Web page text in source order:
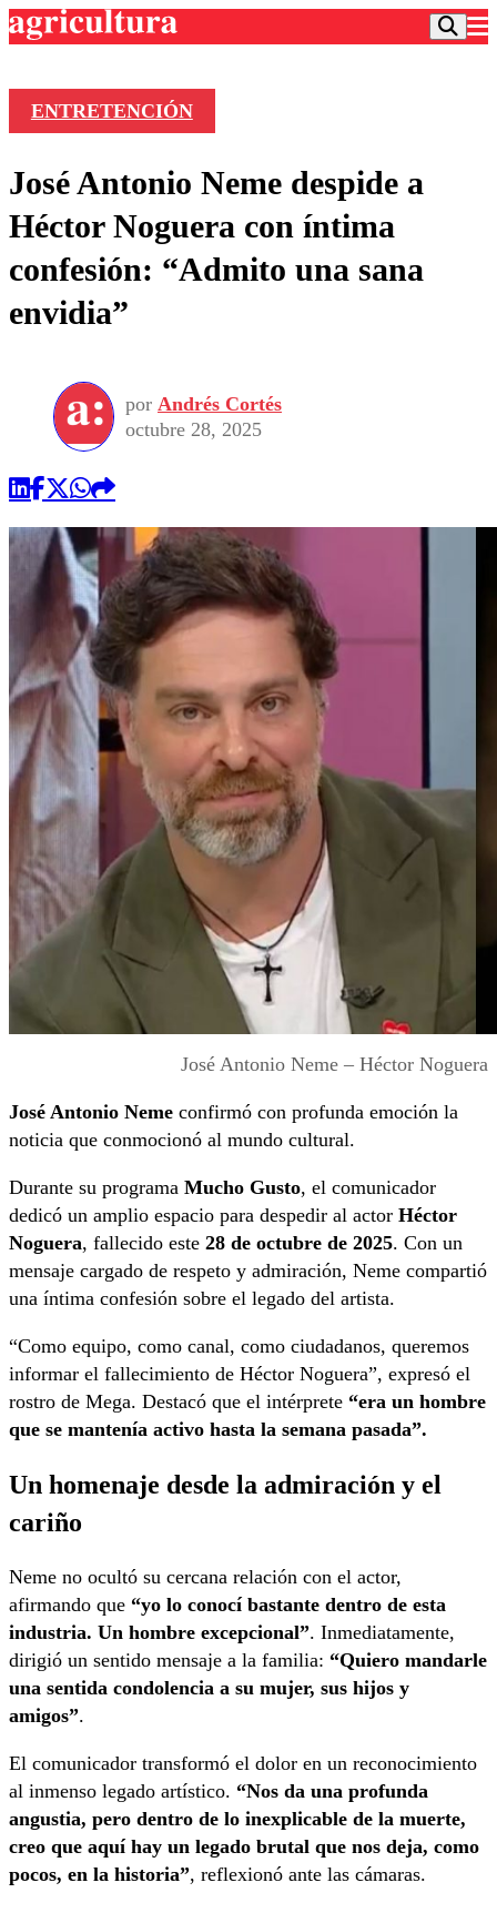
Frecuencias
Agricultura TV
Deportes
Colo Colo
Motor
Torneo Internacional
Torneo Nacional
Entretención
Noticias
Internacional
Nacional
Programas
Comercial
ENTRETENCIÓN
José Antonio Neme despide a
Héctor Noguera con íntima
confesión: “Admito una sana
envidia”
por Andrés Cortés
octubre 28, 2025
José Antonio Neme – Héctor Noguera
José Antonio Neme confirmó con profunda emoción la
noticia que conmocionó al mundo cultural.
Durante su programa Mucho Gusto, el comunicador
dedicó un amplio espacio para despedir al actor Héctor
Noguera, fallecido este 28 de octubre de 2025. Con un
mensaje cargado de respeto y admiración, Neme compartió
una íntima confesión sobre el legado del artista.
“Como equipo, como canal, como ciudadanos, queremos
informar el fallecimiento de Héctor Noguera”, expresó el
rostro de Mega. Destacó que el intérprete “era un hombre
que se mantenía activo hasta la semana pasada”.
Un homenaje desde la admiración y el
cariño
Neme no ocultó su cercana relación con el actor,
afirmando que “yo lo conocí bastante dentro de esta
industria. Un hombre excepcional”. Inmediatamente,
dirigió un sentido mensaje a la familia: “Quiero mandarle
una sentida condolencia a su mujer, sus hijos y
amigos”.
El comunicador transformó el dolor en un reconocimiento
al inmenso legado artístico. “Nos da una profunda
angustia, pero dentro de lo inexplicable de la muerte,
creo que aquí hay un legado brutal que nos deja, como
pocos, en la historia”, reflexionó ante las cámaras.